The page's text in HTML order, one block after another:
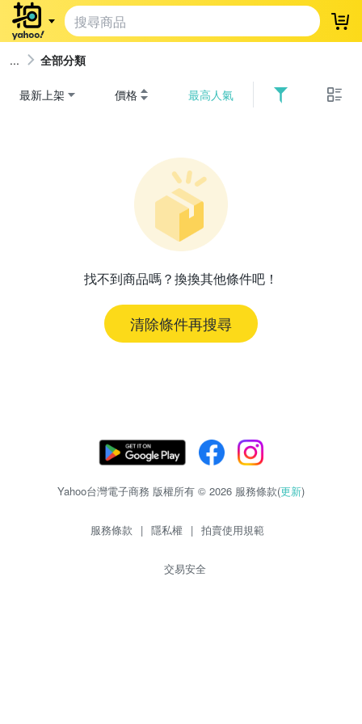
登
全部分類
最新上架 價格 最高人氣
找不到商品嗎？換換其他條件吧！
清除條件再搜尋
Yahoo台灣電子商務 版權所有 © 2026 服務條款(更新)
服務條款 | 隱私權 | 拍賣使用規範
交易安全